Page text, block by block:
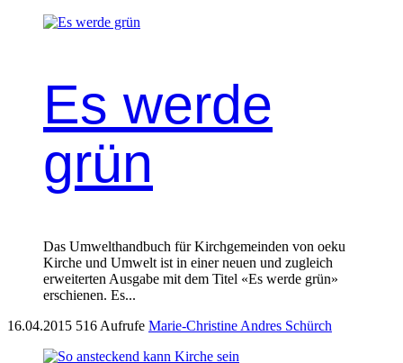
Es werde
grün
Das Umwelthand­buch für Kirchge­mein­den von oeku
Kirche und Umwelt ist in ein­er neuen und zugle­ich
erweit­erten Aus­gabe mit dem Titel «Es werde grün»
erschienen. Es...
16.04.2015 516 Aufrufe Marie-Christine Andres Schürch